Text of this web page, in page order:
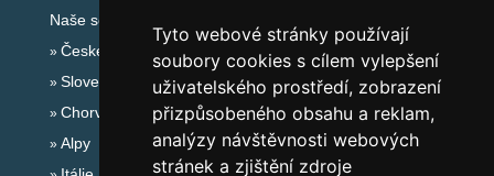
Tyto webové stránky používají
soubory cookies s cílem vylepšení
uživatelského prostředí, zobrazení
přizpůsobeného obsahu a reklam,
analýzy návštěvnosti webových
stránek a zjištění zdroje
Naše servery:
České hory
Slovenské hory
Chorvatsko
Alpy